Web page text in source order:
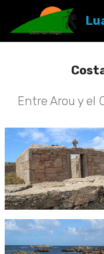
Entre Arou y el